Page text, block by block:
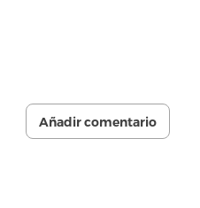
Añadir comentario